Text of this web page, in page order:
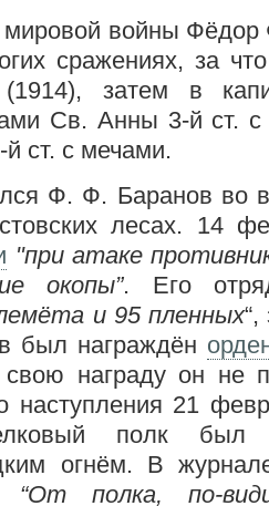
войны Фёдор
сражениях, за
(1914), затем в
Св. Анны 3-й ст.
ст. с мечами.
Ф. Ф. Баранов во
лесах. 14
"при атаке
окопы”. Его
и 95 пленных
был награждён
награду он не
наступления 21
полк был
огнём. В
“От полка, по-